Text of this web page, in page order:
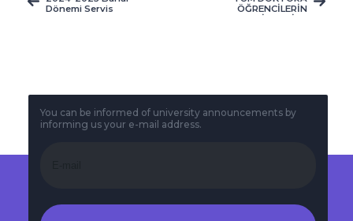
Dönemi Servis
ÖĞRENCİLERİN
You can be informed of university announcements by
informing us your e-mail address.